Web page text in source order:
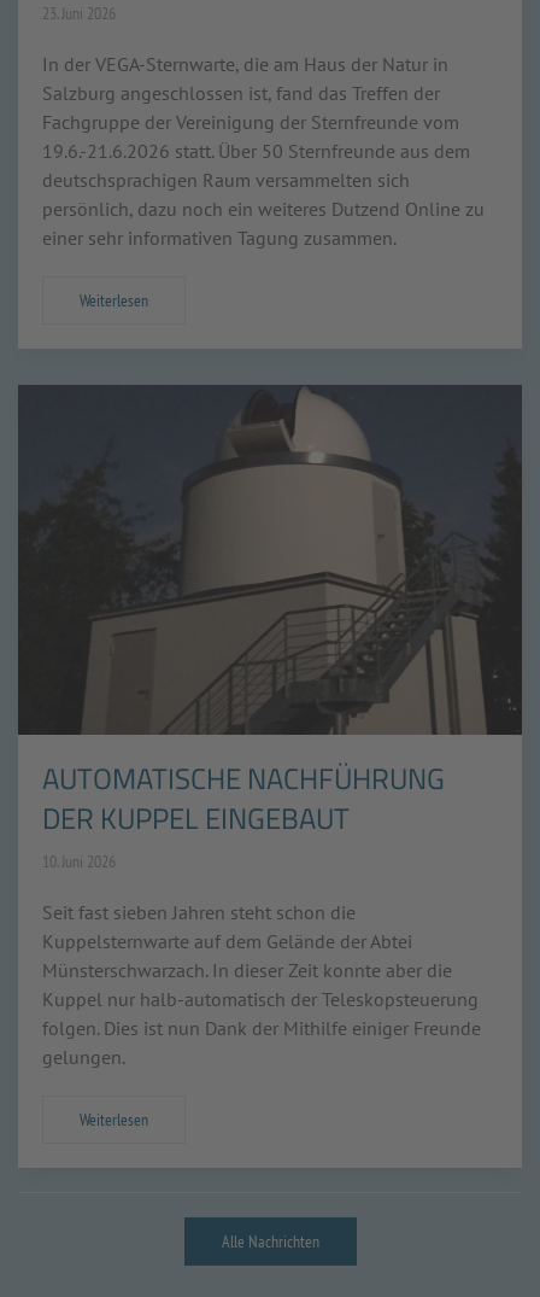
23. Juni 2026
In der VEGA-Sternwarte, die am Haus der Natur in
Salzburg angeschlossen ist, fand das Treffen der
Fachgruppe der Vereinigung der Sternfreunde vom
19.6.-21.6.2026 statt. Über 50 Sternfreunde aus dem
deutschsprachigen Raum versammelten sich
persönlich, dazu noch ein weiteres Dutzend Online zu
einer sehr informativen Tagung zusammen.
Weiterlesen
AUTOMATISCHE NACHFÜHRUNG
DER KUPPEL EINGEBAUT
10. Juni 2026
Seit fast sieben Jahren steht schon die
Kuppelsternwarte auf dem Gelände der Abtei
Münsterschwarzach. In dieser Zeit konnte aber die
Kuppel nur halb-automatisch der Teleskopsteuerung
folgen. Dies ist nun Dank der Mithilfe einiger Freunde
gelungen.
Weiterlesen
Alle Nachrichten